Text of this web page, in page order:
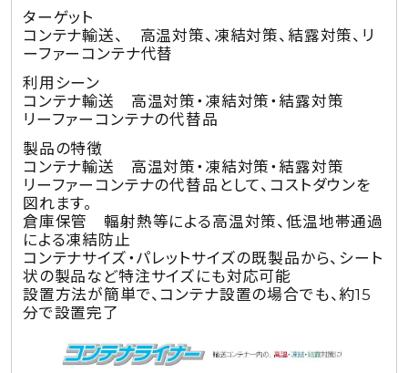
ターゲット
コンテナ輸送、 高温対策、凍結対策、結露対策、リ
ーファーコンテナ代替
利用シーン
コンテナ輸送 高温対策・凍結対策・結露対策
リーファーコンテナの代替品
製品の特徴
コンテナ輸送 高温対策・凍結対策・結露対策
リーファーコンテナの代替品として、コストダウンを
図れます。
倉庫保管 輻射熱等による高温対策、低温地帯通過
による凍結防止
コンテナサイズ・パレットサイズの既製品から、シート
状の製品など特注サイズにも対応可能
設置方法が簡単で、コンテナ設置の場合でも、約15
分で設置完了